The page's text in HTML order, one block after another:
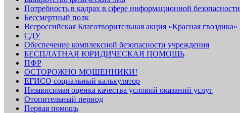
Потребность в кадрах в сфере информационной безопасности
Бессмертный полк
Всероссийская Благотворительная акция «Красная гвоздика»
СДУ
Обеспечение комплексной безопасности учреждения
БЕСПЛАТНАЯ ЮРИДИЧЕСКАЯ ПОМОЩЬ
ПФР
ОСТОРОЖНО МОШЕННИКИ!
ЕГИСО социальный калькулятор
Независимая оценка качества условий оказаний услуг
Отопительный период
Первая помощь